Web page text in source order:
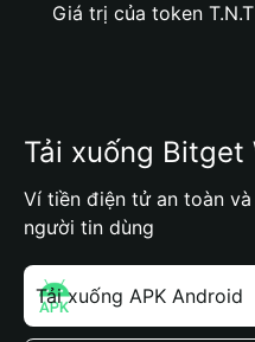
Giá trị của token
Tải xuống Bitget
Ví tiền điện tử an toàn
người tin dùng
Tải xuống APK Android